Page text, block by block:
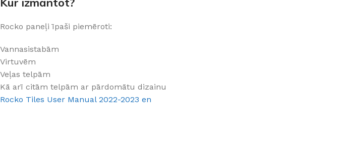
Rocko paneļi īpaši piemēroti:
Vannasistabām
Virtuvēm
Veļas telpām
Kā arī citām telpām ar pārdomātu dizainu
Rocko Tiles User Manual 2022-2023 en